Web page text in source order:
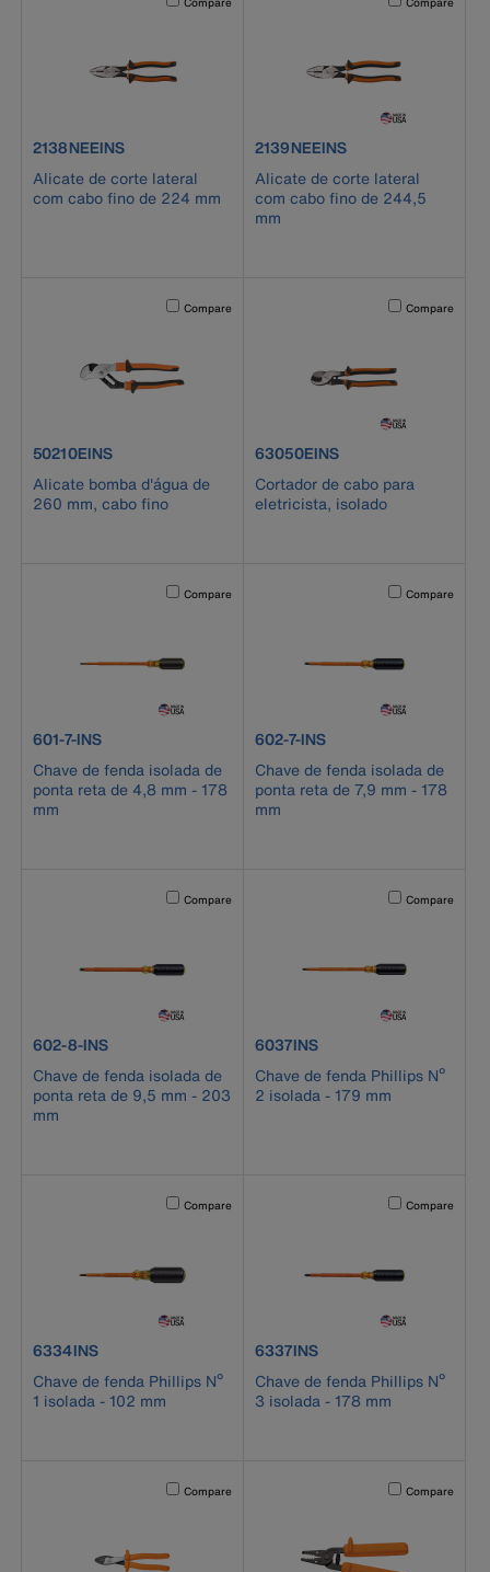
product number 2138NEEINS
2138NEEINS
Alicate de corte lateral
com cabo fino de 224 mm
product number 2139NEEINS
2139NEEINS
Alicate de corte lateral
com cabo fino de 244,5
mm
Activating this element will cause content on the page to
Compare
product number 50210EINS
50210EINS
Alicate bomba d'água de
260 mm, cabo fino
Activating this
Compare
product number 63050EINS
63050EINS
Cortador de cabo para
eletricista, isolado
Activating this element will cause content on the page to
Compare
product number 601-7-INS
601-7-INS
Chave de fenda isolada de
ponta reta de 4,8 mm - 178
mm
Activating this
Compare
product number 602-7-INS
602-7-INS
Chave de fenda isolada de
ponta reta de 7,9 mm - 178
mm
Activating this element will cause content on the page to
Compare
product number 602-8-INS
602-8-INS
Chave de fenda isolada de
ponta reta de 9,5 mm - 203
mm
Activating this
Compare
product number 6037INS
6037INS
Chave de fenda Phillips Nº
2 isolada - 179 mm
Activating this element will cause content on the page to
Compare
product number 6334INS
6334INS
Chave de fenda Phillips Nº
1 isolada - 102 mm
Activating this
Compare
product number 6337INS
6337INS
Chave de fenda Phillips Nº
3 isolada - 178 mm
Activating this element will cause content on the page to
Compare Activating this
Compare